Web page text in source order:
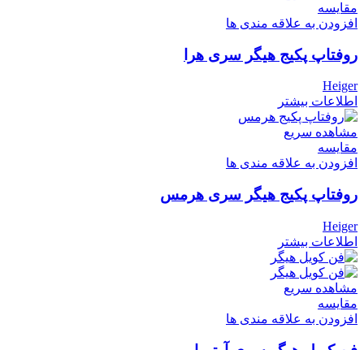
مقایسه
افزودن به علاقه مندی ها
روفتاپ پکیج هیگر سری هرا
Heiger
اطلاعات بیشتر
مشاهده سریع
مقایسه
افزودن به علاقه مندی ها
روفتاپ پکیج هیگر سری هرمس
Heiger
اطلاعات بیشتر
مشاهده سریع
مقایسه
افزودن به علاقه مندی ها